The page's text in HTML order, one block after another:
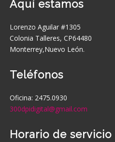
Aquí estamos
Lorenzo Aguilar #1305
Colonia Talleres, CP64480
Monterrey,Nuevo León.
Teléfonos
Oficina: 2475.0930
300dpidigital@gmail.com
Horario de servicio